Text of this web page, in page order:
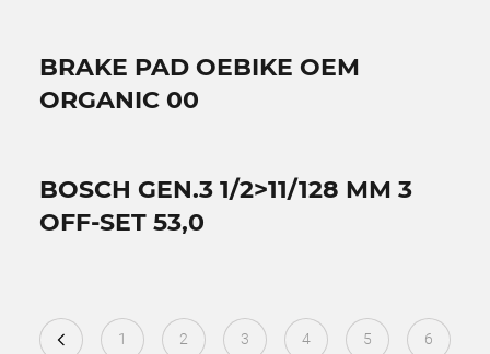
BRAKE PAD OEBIKE OEM
ORGANIC 00
BOSCH GEN.3 1/2>11/128 MM 3
OFF-SET 53,0
1 2 3 4 5 6